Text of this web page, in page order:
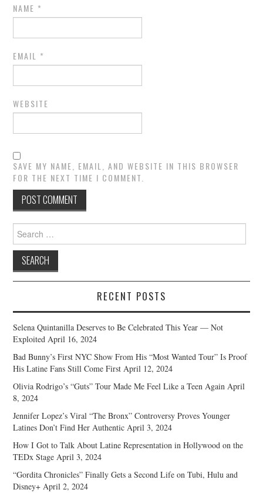
NAME *
EMAIL *
WEBSITE
SAVE MY NAME, EMAIL, AND WEBSITE IN THIS BROWSER
FOR THE NEXT TIME I COMMENT.
Search
for:
RECENT POSTS
Selena Quintanilla Deserves to Be Celebrated This Year — Not
Exploited April 16, 2024
Bad Bunny’s First NYC Show From His “Most Wanted Tour” Is Proof
His Latine Fans Still Come First April 12, 2024
Olivia Rodrigo’s “Guts” Tour Made Me Feel Like a Teen Again April
8, 2024
Jennifer Lopez’s Viral “The Bronx” Controversy Proves Younger
Latines Don’t Find Her Authentic April 3, 2024
How I Got to Talk About Latine Representation in Hollywood on the
TEDx Stage April 3, 2024
“Gordita Chronicles” Finally Gets a Second Life on Tubi, Hulu and
Disney+ April 2, 2024